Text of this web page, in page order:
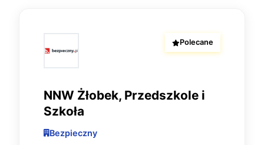
Polecane
NNW Żłobek, Przedszkole i
Szkoła
Bezpieczny